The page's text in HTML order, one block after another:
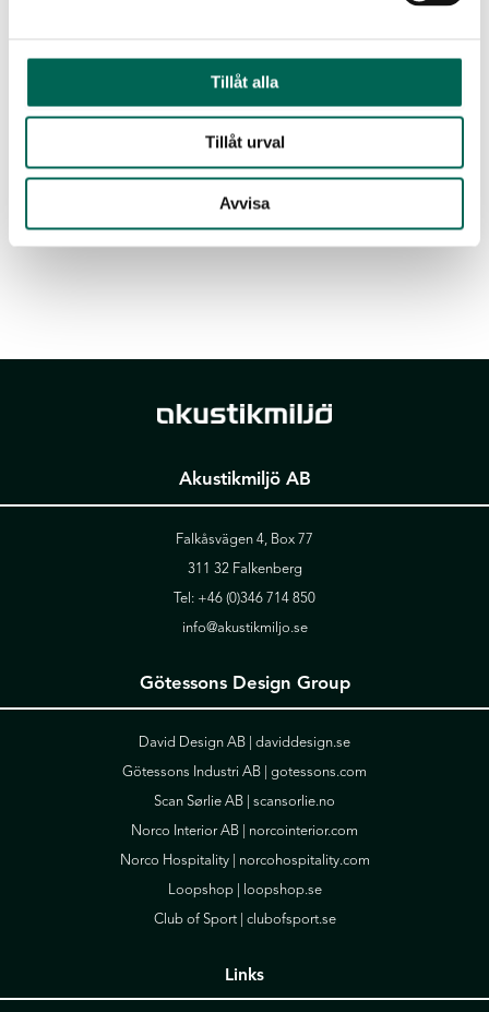
Tillåt alla
Tillåt urval
Avvisa
Laden Sie alle Dokumente als
Akustikmiljö AB
Falkåsvägen 4, Box 77
311 32 Falkenberg
Tel: +46 (0)346 714 850
info@akustikmiljo.se
Götessons Design Group
David Design AB | daviddesign.se
Götessons Industri AB | gotessons.com
Scan Sørlie AB | scansorlie.no
Norco Interior AB | norcointerior.com
Norco Hospitality | norcohospitality.com
Loopshop |
loopshop.se
Club of Sport | clubofsport.se
Links